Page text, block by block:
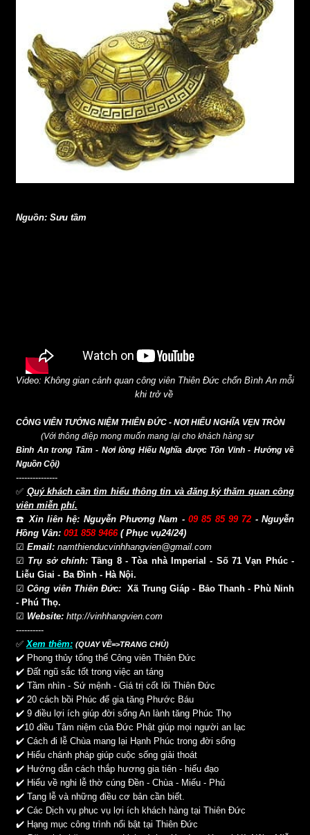
Nguồn: Sưu tầm
Video: Không gian cảnh quan công viên Thiên Đức chốn Bình An mỗi
khi trở về
CÔNG VIÊN TƯỞNG NIỆM THIÊN ĐỨC - NƠI HIẾU NGHĨA VẸN TRÒN
(Với thông điệp mong muốn mang lại cho khách hàng sự
Bình An trong Tâm - Nơi lòng Hiếu Nghĩa được Tôn Vinh - Hướng về
Nguồn Cội)
---------------
✅ Quý khách cần tìm hiểu thông tin và đăng ký thăm quan công
viên miễn phí.
☎️ Xin liên hệ: Nguyễn Phương Nam -09 85 85 99 72 - Nguyễn
Hồng Vân: 091 858 9466 ( Phục vụ24/24)
☑ Email: namthienducvinhhangvien@gmail.com
☑ Trụ sở chính: Tầng 8 - Tòa nhà Imperial - Số 71 Vạn Phúc -
Liễu Giai - Ba Đình - Hà Nội.
☑Công viên Thiên Đức:
Xã Trung Giáp - Bảo Thanh - Phù Ninh
- Phú Thọ.
☑ Website: http://vinhhangvien.com
----------
✅ Xem thêm: (QUAY VỀ=>TRANG CHỦ)
✔️ Phong thủy tổng thể Công viên Thiên Đức
✔️ Đất ngũ sắc tốt trong việc an táng
✔️ Tầm nhìn - Sứ mệnh - Giá trị cốt lõi Thiên Đức
✔️ 20 cách bồi Phúc để gia tăng Phước Báu
✔️ 9 điều lợi ích giúp đời sống An lành tăng Phúc Thọ
✔️10 điều Tâm niệm của Đức Phật giúp mọi người an lạc
✔️ Cách đi lễ Chùa mang lại Hạnh Phúc trong đời sống
✔️ Hiểu chánh pháp giúp cuộc sống giải thoát
✔️ Hướng dẫn cách thắp hương gia tiên - hiếu đạo
✔️ Hiểu về nghi lễ thờ cúng Đền - Chùa - Miếu - Phủ
✔️ Tang lễ và những điều cơ bản cần biết.
✔️ Các Dịch vụ phục vụ lợi ích khách hàng tại Thiên Đức
✔️ Hạng mục công trình nổi bật tại Thiên Đức